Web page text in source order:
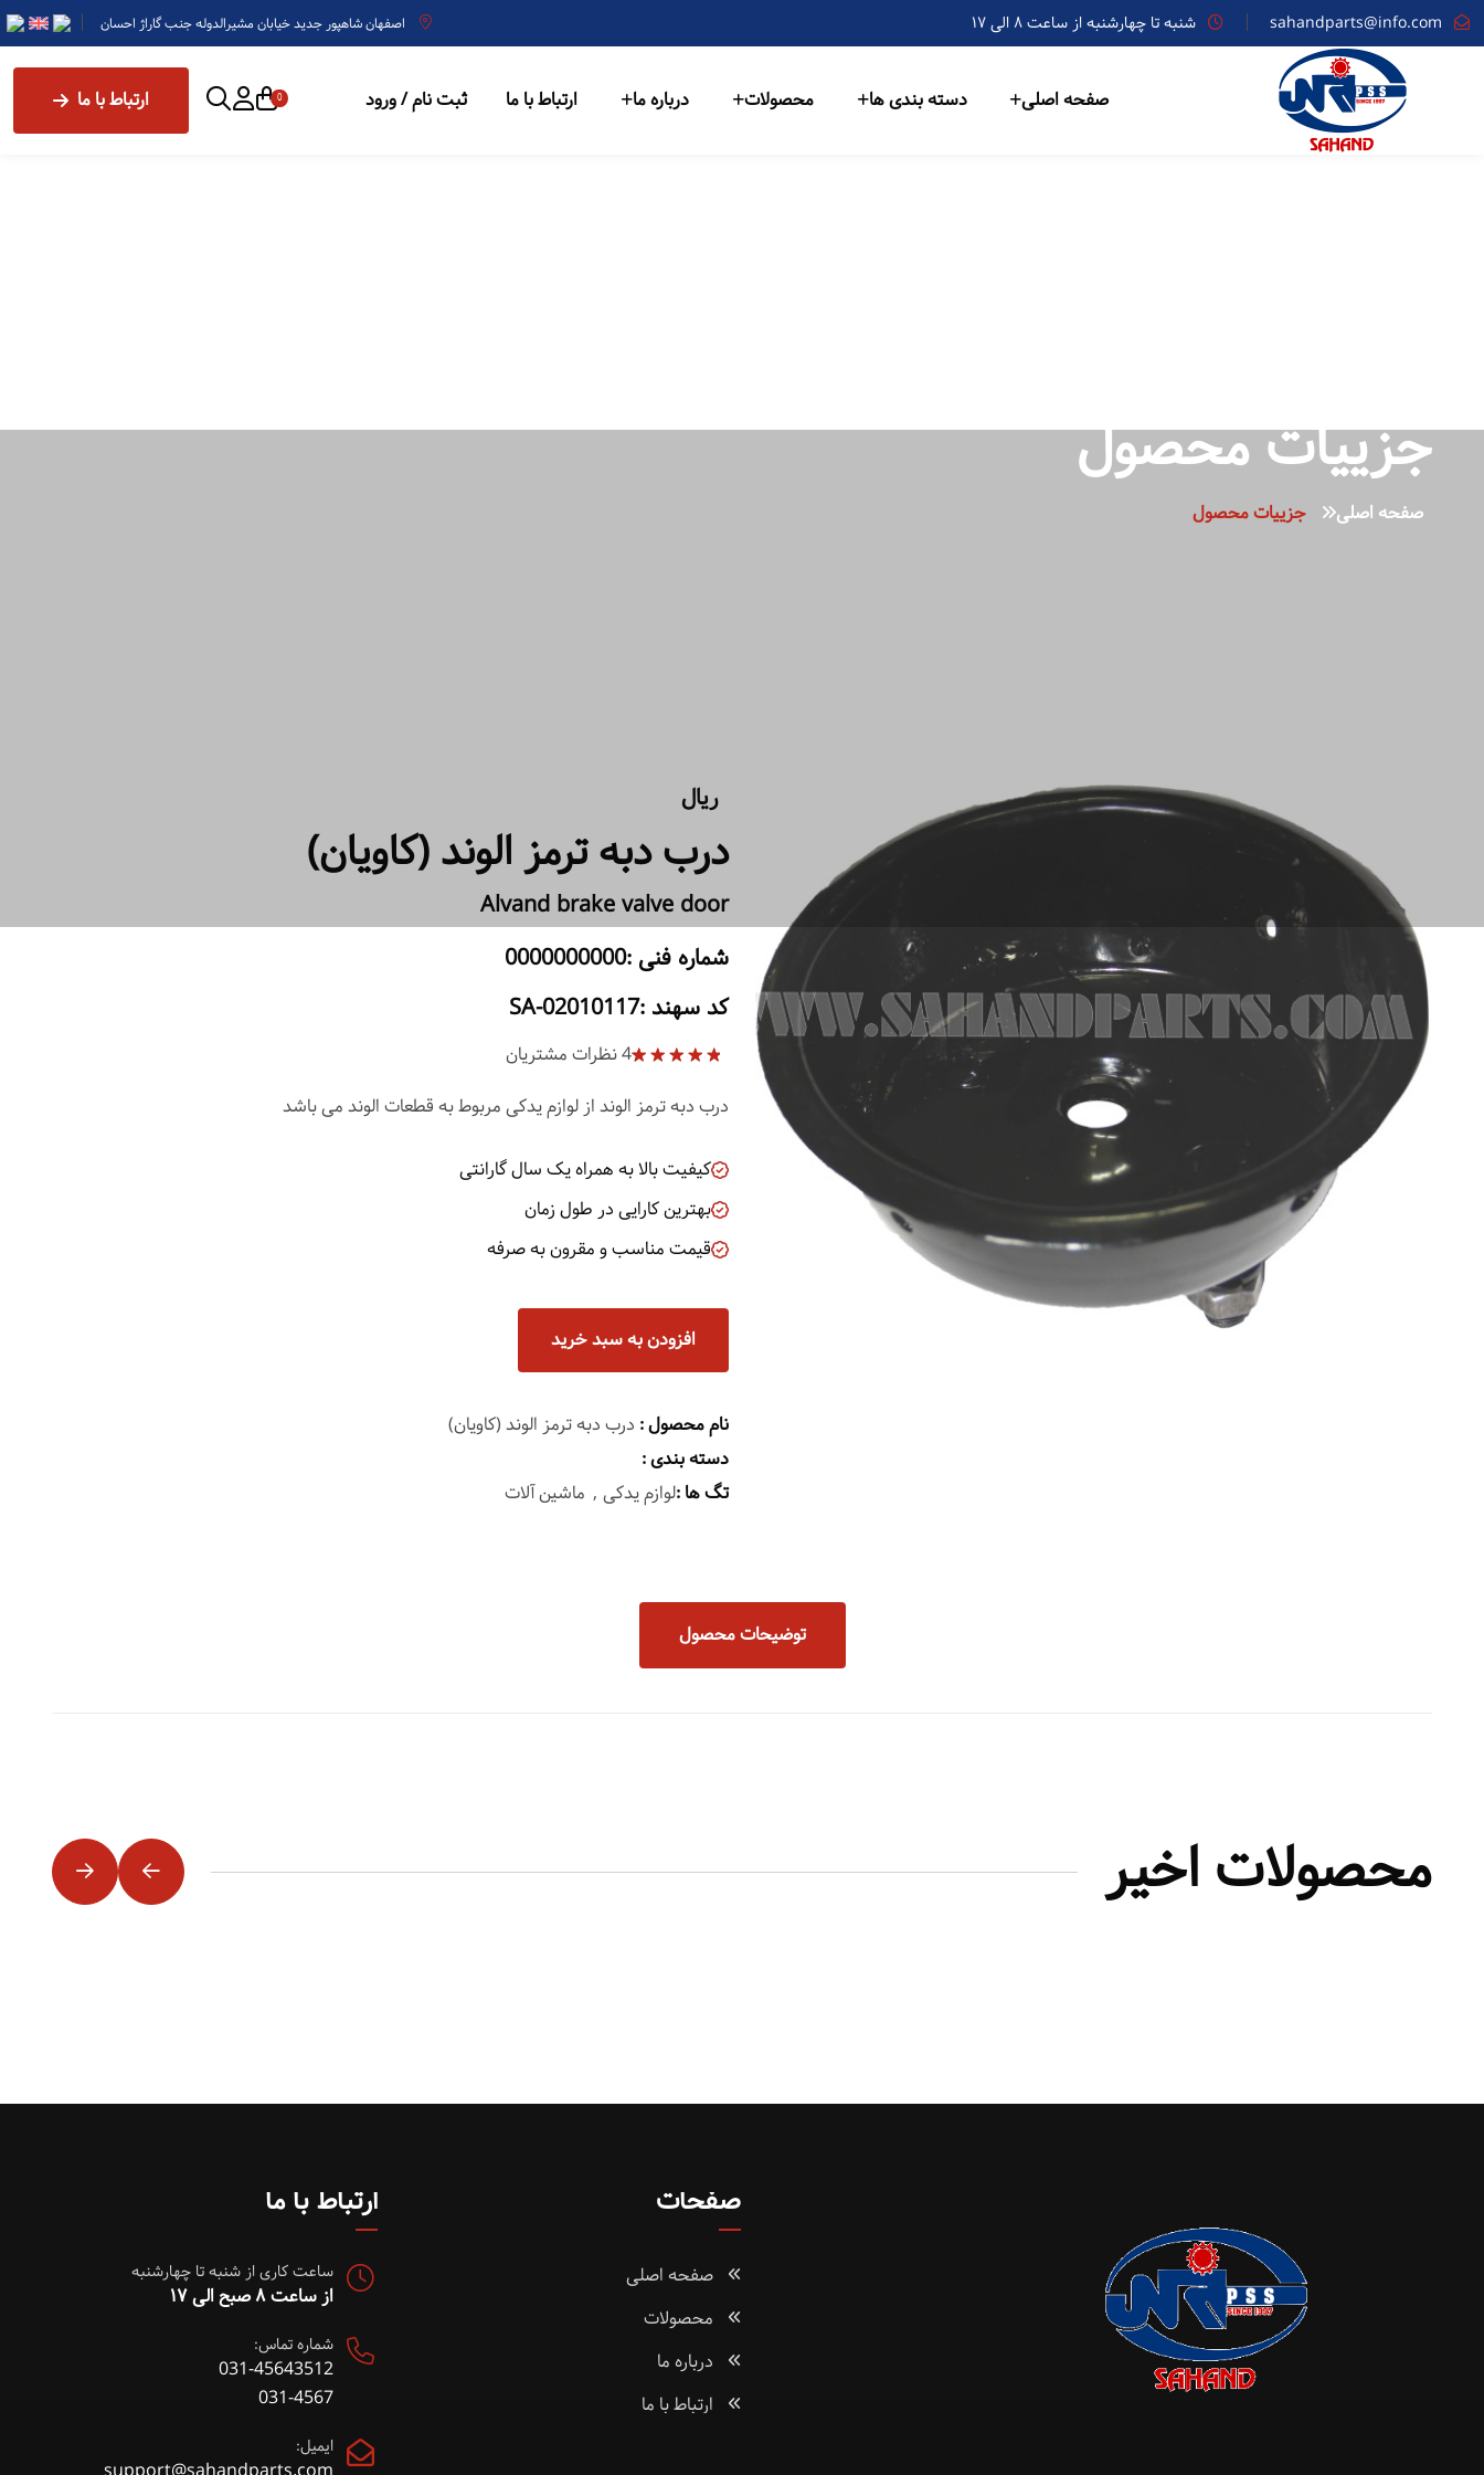
sahandparts@info.com شنبه تا چهارشنبه از ساعت ۸ الی ۱۷ اصفهان شاهپور جدید خیابان مشیرالدوله جنب گاراژ احسان
صفحه اصلی دسته بندی ها محصولات درباره ما ارتباط با ما ثبت نام / ورود 0 ارتباط با ما
جزییات محصول
صفحه اصلی جزییات محصول
ریال
درب دبه ترمز الوند (کاویان)
Alvand brake valve door
شماره فنی :0000000000
کد سهند :SA-02010117
based on
customer
4نظرات مشتریان
درب دبه ترمز الوند از لوازم یدکی مربوط به قطعات الوند می باشد
کیفیت بالا به همراه یک سال گارانتی
بهترین کارایی در طول زمان
قیمت مناسب و مقرون به صرفه
افزودن به سبد خرید
نام محصول : درب دبه ترمز الوند (کاویان)
دسته بندی :
تگ ها :لوازم یدکی ماشین آلات
توضیحات محصول
محصولات اخیر
صفحات
صفحه اصلی
محصولات
درباره ما
ارتباط با ما
ارتباط با ما
ساعت کاری از شنبه تا چهارشنبه
از ساعت ۸ صبح الی ۱۷
شماره تماس:
031-45643512
031-4567
ایمیل: